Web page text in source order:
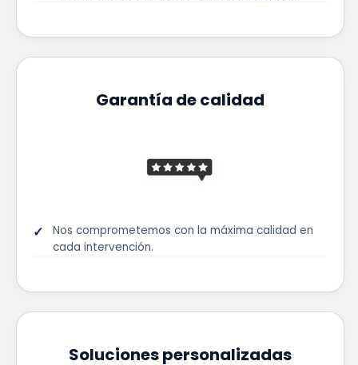
Garantía de calidad
Nos comprometemos con la máxima calidad en
cada intervención.
Soluciones personalizadas